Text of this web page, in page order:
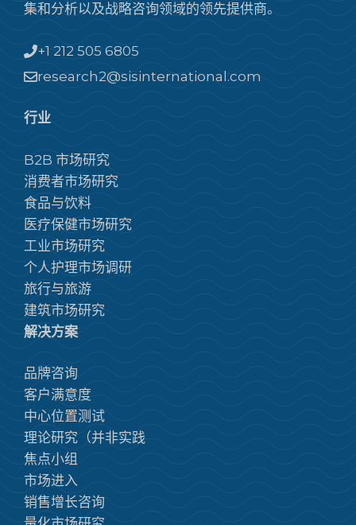
集和分析以及战略咨询领域的领先提供商。
+1 212 505 6805
research2@sisinternational.com
行业
B2B 市场研究
消费者市场研究
食品与饮料
医疗保健市场研究
工业市场研究
个人护理市场调研
旅行与旅游
建筑市场研究
解决方案
品牌咨询
客户满意度
中心位置测试
理论研究（并非实践
焦点小组
市场进入
销售增长咨询